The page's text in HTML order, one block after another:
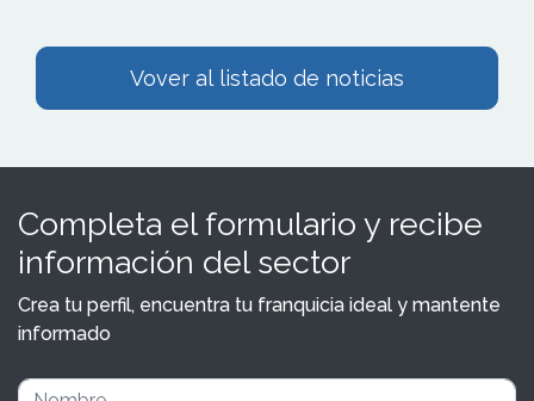
Vover al listado de noticias
Completa el formulario y recibe
información del sector
Crea tu perfil, encuentra tu franquicia ideal y mantente
informado